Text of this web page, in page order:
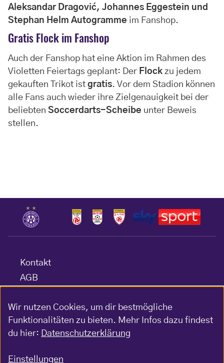
Aleksandar Dragović, Johannes Eggestein und
Stephan Helm Autogramme im Fanshop.
Gratis Flock im Fanshop
Auch der Fanshop hat eine Aktion im Rahmen des
Violetten Feiertags geplant: Der Flock zu jedem
gekauften Trikot ist gratis. Vor dem Stadion können
alle Fans auch wieder ihre Zielgenauigkeit bei der
beliebten Soccerdarts-Scheibe unter Beweis
stellen.
Kontakt
AGB
Barrierefreiheitserklärung
Impressum
Gewinnspiel-Bedingungen
Wir nutzen Cookies, um dir bestmögliche
Funktionalitäten zu bieten. Mehr Infos dazu findest
du hier: Datenschutzerklärung
Einstellungen